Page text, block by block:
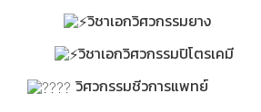
วิชาเอกวิศวกรรมยาง
วิชาเอกวิศวกรรมปิโตรเคมี
วิศวกรรมชีวการแพทย์